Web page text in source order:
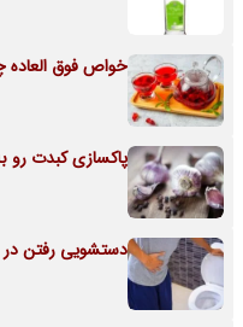
خواص فوق
پاکسازی کبدت رو
دستشویی رفتن در